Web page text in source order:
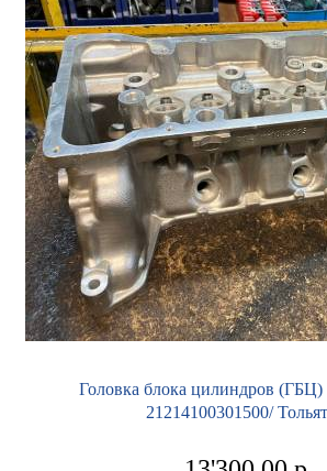
Головка блока цилиндров
21214100301500/